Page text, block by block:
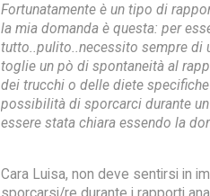
Fortunatamente è un tipo di
la mia domanda è questa: per
tutto..pulito..necessito sempre di
toglie un pò di spontaneità al
dei trucchi o delle diete
possibilità di sporcarci durante
essere stata chiara essendo la
Cara Luisa, non deve sentirsi in